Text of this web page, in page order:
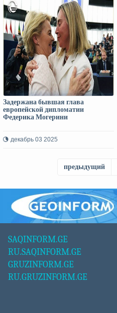
Задержана бывшая глава
европейской дипломатии
Федерика Могерини
декабрь 03 2025
предыдущий
SAQINFORM.GE
RU.SAQINFORM.GE
GRUZINFORM.GE
RU.GRUZINFORM.GE